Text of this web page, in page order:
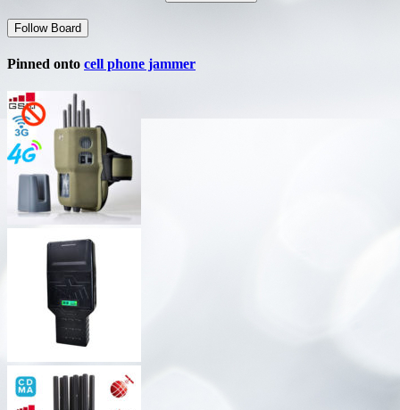
Follow Board
Pinned onto cell phone jammer